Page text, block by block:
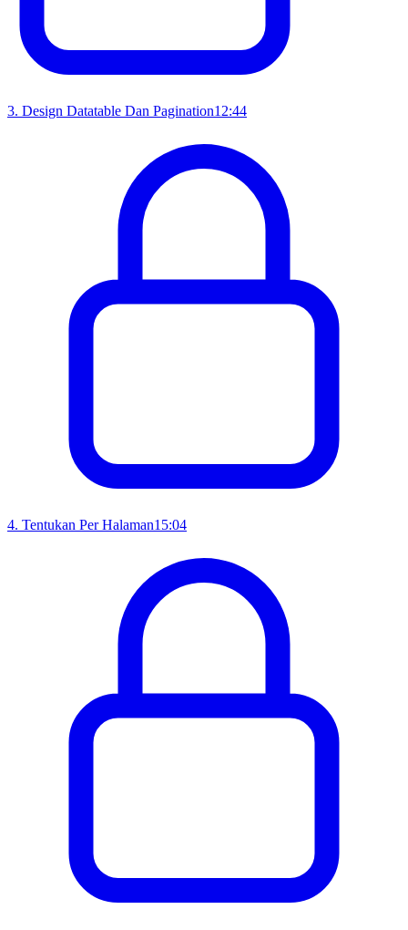
3. Design Datatable Dan Pagination12:44
4. Tentukan Per Halaman15:04